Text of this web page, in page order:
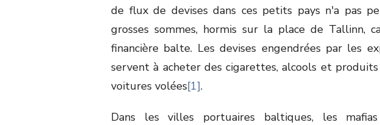
de flux de devises dans ces petits pays n'a pas
grosses sommes, hormis sur la place de Tallinn,
financière balte. Les devises engendrées par les
servent à acheter des cigarettes, alcools et
voitures volées[1].
Dans les villes portuaires baltiques, les